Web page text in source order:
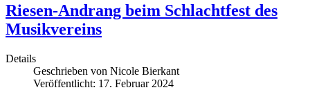
Riesen-Andrang beim Schlachtfest des
Musikvereins
Details
Geschrieben von Nicole Bierkant
Veröffentlicht: 17. Februar 2024